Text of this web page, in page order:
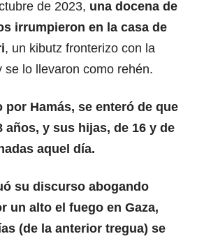
de 2023, una docena de
irrumpieron en la casa de
, un kibutz fronterizo con la
se lo llevaron como rehén.
por Hamás, se enteró de que
años, y sus hijas, de 16 y de
aquel día.
su discurso abogando
un alto el fuego en Gaza,
(de la anterior tregua) se